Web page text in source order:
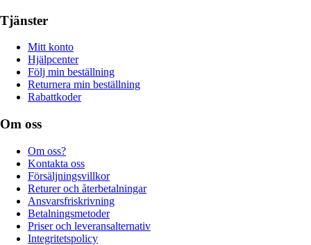
Tjänster
Mitt konto
Hjälpcenter
Följ min beställning
Returnera min beställning
Rabattkoder
Om oss
Om oss?
Kontakta oss
Försäljningsvillkor
Returer och återbetalningar
Ansvarsfriskrivning
Betalningsmetoder
Priser och leveransalternativ
Integritetspolicy